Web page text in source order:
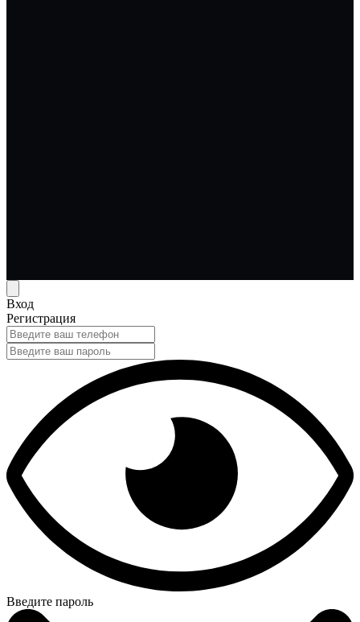
Вход
Регистрация
Введите пароль